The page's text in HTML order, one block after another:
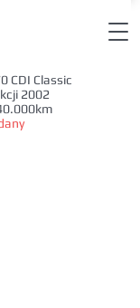
CDI Classic
2002